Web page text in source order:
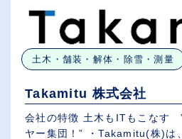
土木・舗装・解体・除雪・測量
Takamitu 株式会社
会社の特徴 土木もITもこなす
ヤー集団！” ・Takamitu(株)は